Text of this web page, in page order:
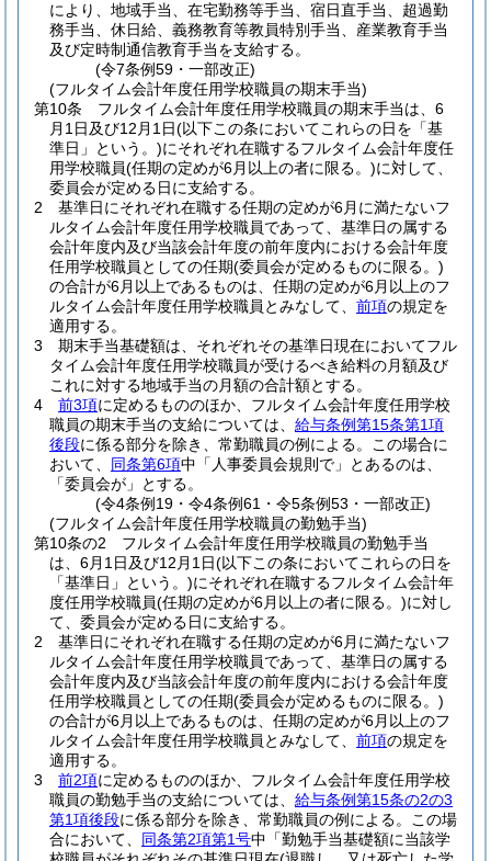
により、地域手当、在宅勤務等手当、宿日直手当、超過勤
務手当、休日給、義務教育等教員特別手当、産業教育手当
及び定時制通信教育手当を支給する。
(令7条例59・一部改正)
(フルタイム会計年度任用学校職員の期末手当)
第10条
フルタイム会計年度任用学校職員の期末手当は、6
月1日及び12月1日(以下この条においてこれらの日を「基
準日」という。)にそれぞれ在職するフルタイム会計年度任
用学校職員(任期の定めが6月以上の者に限る。)に対して、
委員会が定める日に支給する。
2
基準日にそれぞれ在職する任期の定めが6月に満たないフ
ルタイム会計年度任用学校職員であって、基準日の属する
会計年度内及び当該会計年度の前年度内における会計年度
任用学校職員としての任期(委員会が定めるものに限る。)
の合計が6月以上であるものは、任期の定めが6月以上のフ
ルタイム会計年度任用学校職員とみなして、 前項の規定を
適用する。
3
期末手当基礎額は、それぞれその基準日現在においてフル
タイム会計年度任用学校職員が受けるべき給料の月額及び
これに対する地域手当の月額の合計額とする。
4
前3項に定めるもののほか、フルタイム会計年度任用学校
職員の期末手当の支給については、 給与条例第15条第1項
後段に係る部分を除き、常勤職員の例による。
この場合に
おいて、 同条第6項中「人事委員会規則で」とあるのは、
「委員会が」とする。
(令4条例19・令4条例61・令5条例53・一部改正)
(フルタイム会計年度任用学校職員の勤勉手当)
第10条の2
フルタイム会計年度任用学校職員の勤勉手当
は、6月1日及び12月1日(以下この条においてこれらの日を
「基準日」という。)にそれぞれ在職するフルタイム会計年
度任用学校職員(任期の定めが6月以上の者に限る。)に対し
て、委員会が定める日に支給する。
2
基準日にそれぞれ在職する任期の定めが6月に満たないフ
ルタイム会計年度任用学校職員であって、基準日の属する
会計年度内及び当該会計年度の前年度内における会計年度
任用学校職員としての任期(委員会が定めるものに限る。)
の合計が6月以上であるものは、任期の定めが6月以上のフ
ルタイム会計年度任用学校職員とみなして、 前項の規定を
適用する。
3
前2項に定めるもののほか、フルタイム会計年度任用学校
職員の勤勉手当の支給については、 給与条例第15条の2の3
第1項後段に係る部分を除き、常勤職員の例による。
この場
合において、 同条第2項第1号中「勤勉手当基礎額に当該学